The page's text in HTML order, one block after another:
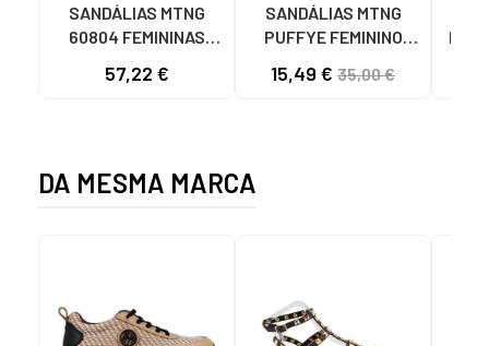
SANDÁLIAS MTNG
60804 FEMININAS
TELHA/NEOPRENE
57,22 €
SANDÁLIAS MTNG
PUFFYE FEMININO
C60056 C60056 -
15,49 € 35,00 €
DA MESMA MARCA